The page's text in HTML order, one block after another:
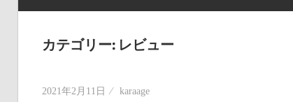
ャ
ル
役
カテゴリー: レビュー
2021年2月11日 karaage